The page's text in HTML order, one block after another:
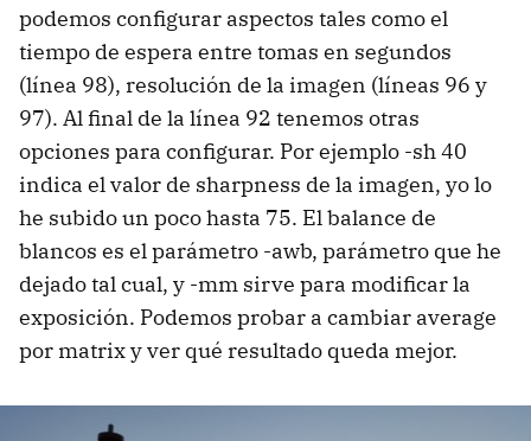
podemos configurar aspectos tales como el
tiempo de espera entre tomas en segundos
(línea 98), resolución de la imagen (líneas 96 y
97). Al final de la línea 92 tenemos otras
opciones para configurar. Por ejemplo -sh 40
indica el valor de sharpness de la imagen, yo lo
he subido un poco hasta 75. El balance de
blancos es el parámetro -awb, parámetro que he
dejado tal cual, y -mm sirve para modificar la
exposición. Podemos probar a cambiar average
por matrix y ver qué resultado queda mejor.